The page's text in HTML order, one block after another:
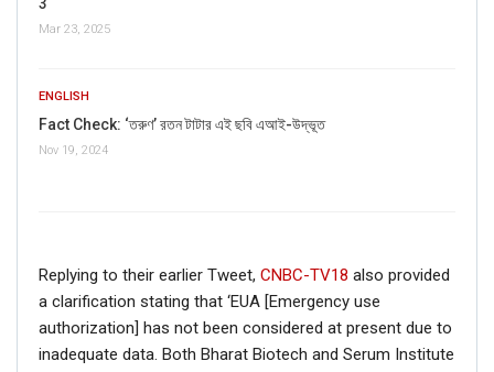
Mar 23, 2025
ENGLISH
Fact Check: ‘তরুণ’ রতন টাটার এই ছবি এআই-উদ্ভূত
Nov 19, 2024
Replying to their earlier Tweet, CNBC-TV18 also provided
a clarification stating that ‘EUA [Emergency use
authorization] has not been considered at present due to
inadequate data. Both Bharat Biotech and Serum Institute